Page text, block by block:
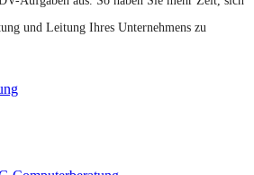
und Leitung Ihres Unternehmens zu